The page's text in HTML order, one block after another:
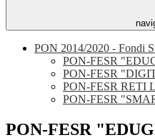
PON 2014/2020 - Fondi
PON-FESR
PON-FESR
PON-FESR RETI
PON-FESR
PON-FESR